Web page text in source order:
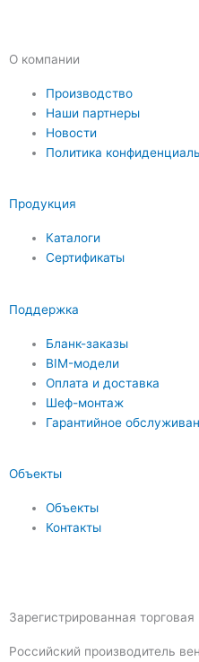
О компании
Производство
Наши партнеры
Новости
Политика
Продукция
Каталоги
Сертификаты
Поддержка
Бланк-заказы
BIM-модели
Оплата и доставка
Шеф-монтаж
Гарантийное
Объекты
Объекты
Контакты
Зарегистрированная торговая
Российский производитель